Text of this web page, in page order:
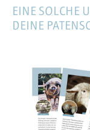
EINE SOLCHE
DEINE